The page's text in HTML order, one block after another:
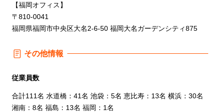
【福岡オフィス】
〒810-0041
福岡県福岡市中央区大名2-6-50 福岡大名ガーデンシティ875
その他情報
従業員数
合計111名 水道橋：41名 池袋：5名 恵比寿：13名 横浜：30名
湘南：8名 福島：13名 福岡：1名